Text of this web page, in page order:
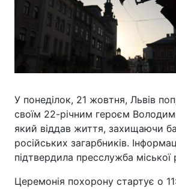
У понеділок, 21 жовтня, Львів
своїм 22-річним героєм
який віддав життя, захищаючи
російських загарбників.
підтвердила пресслужба
Церемонія похорону стартує о